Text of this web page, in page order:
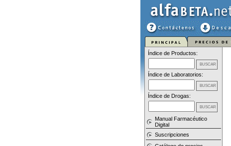
Índice de Productos:
Índice de Laboratorios:
Índice de Drogas:
Manual Farmacéutico
Digital
Suscripciones